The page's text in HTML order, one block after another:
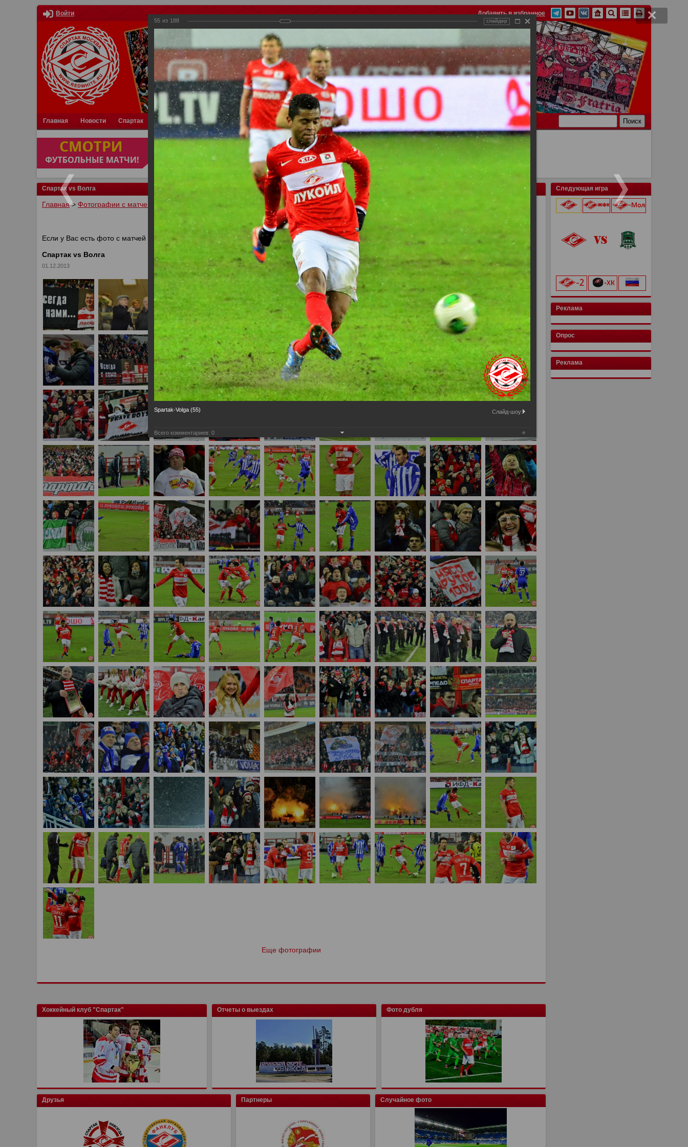
Войти Добавить в избранное
Главная Новости Спартак Турниры Фотки Отчеты Видео Фанату Стадионы О футболе КБ Форум Связь
Спартак vs Волга
Главная> Фотографии с матчей Спартака, Сборной Росиии ФК Спартак>Сезон 2013/2014>Спартак vs Волга
Уважаемые посетители нашего сайта!
Если у Вас есть фото с матчей
Спартака , высылайте нам на почту мы обязательно разместим их в этом разделе.
Спартак vs Волга
01.12.2013
Еще фотографии
Хоккейный клуб "Спартак" Отчеты о выездах Фото дубля
Друзья Партнеры Случайное фото
Следующая игра
Реклама
Опрос
Реклама
55 из 188 слайдер
Spartak-Volga (55) Слайд-шоу:
Всего комментариев: 0